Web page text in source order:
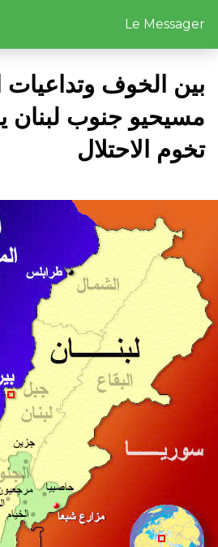
Le Messager
بين الخوف
مسيحيو جنوب
تخوم الاحتلال